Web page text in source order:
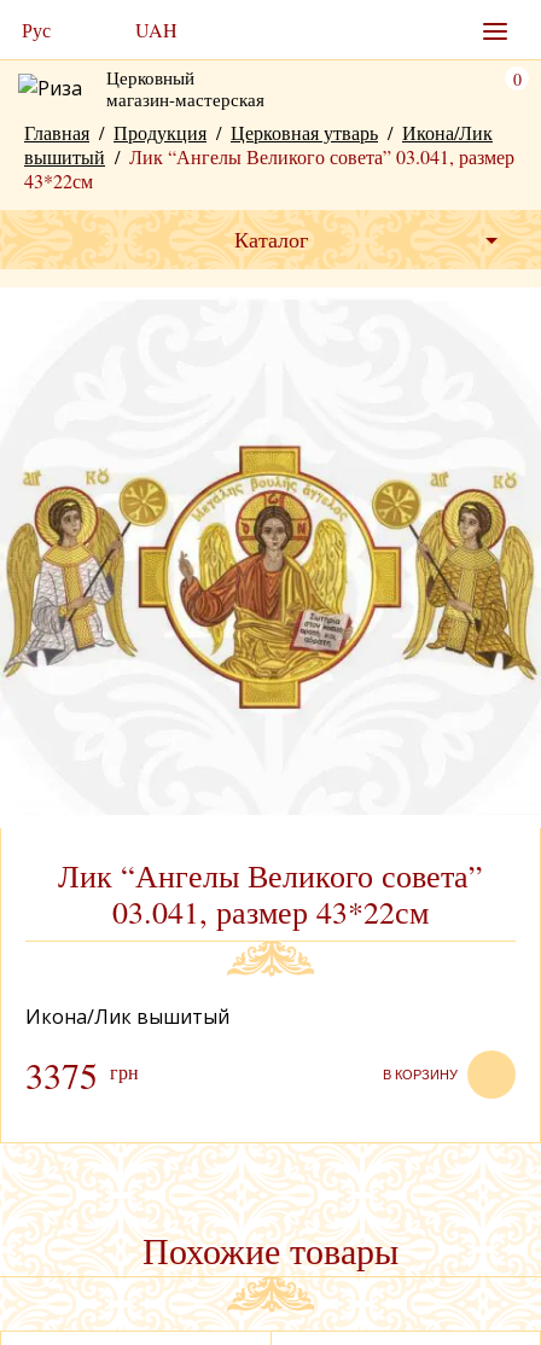
Рус UAH
Церковный
магазин-мастерская
0
Главная / Продукция / Церковная утварь / Икона/Лик
вышитый / Лик “Ангелы Великого совета” 03.041, размер
43*22см
Каталог
Лик “Ангелы Великого совета”
03.041, размер 43*22см
Икона/Лик вышитый
3375 грн В КОРЗИНУ
Похожие товары